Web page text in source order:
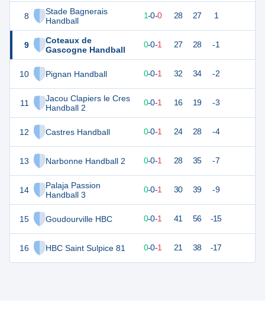
8
Stade Bagnerais
Handball
9
Coteaux de
Gascogne Handball
10 Pignan Handball
11
Jacou Clapiers le Cres
Handball 2
12 Castres Handball
13 Narbonne Handball 2
14
Palaja Passion
Handball 3
15 Goudourville HBC
16 HBC Saint Sulpice 81
3 1-0-0 28 27 1
1 0-0-1 27 28 -1
1 0-0-1 32 34 -2
1 1 0-0-1 16 19 -3
1 0-0-1 24 28 -4
1 0-0-1 28 35 -7
0-0-1 30 39 -9
1 0-0-1 41 56 -15
1 0-0-1 21 38 -17